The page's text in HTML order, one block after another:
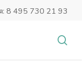
8 495 730 21 93